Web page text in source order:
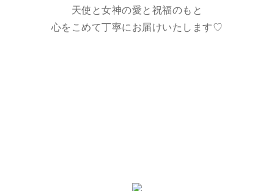
天使と女神の愛と祝福のもと
心をこめて丁寧にお届けいたします♡